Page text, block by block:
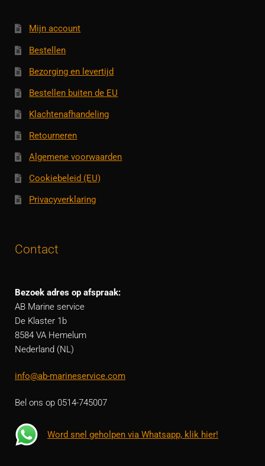
Mijn account
Bestellen
Bezorging en levertijd
Bestellen buiten de EU
Klachtenafhandeling
Retourneren
Algemene voorwaarden
Cookiebeleid (EU)
Privacyverklaring
Contact
Bezoek adres op afspraak:
AB Marine service
De Klaster 1b
8584 VA Hemelum
Nederland (NL)
info@ab-marineservice.com
Bel ons op 0514-745007
Word snel geholpen via Whatsapp, klik hier!